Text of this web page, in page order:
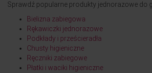
Sprawdź popularne produkty jednorazowe do
Bielizna zabiegowa
Rękawiczki jednorazowe
Podkłady i prześcieradła
Chusty higieniczne
Ręczniki zabiegowe
Płatki i waciki higieniczne